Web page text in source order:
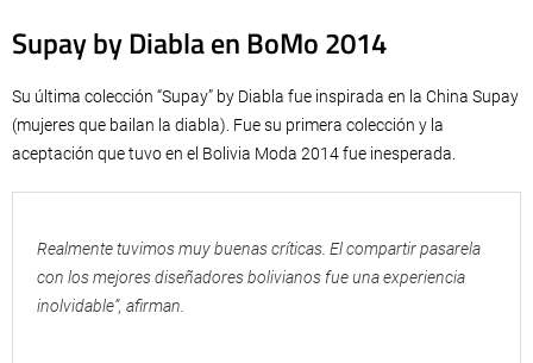
Supay by Diabla en BoMo 2014
Su última colección “Supay” by Diabla fue inspirada en la China Supay
(mujeres que bailan la diabla). Fue su primera colección y la
aceptación que tuvo en el Bolivia Moda 2014 fue inesperada.
Realmente tuvimos muy buenas críticas. El compartir pasarela
con los mejores diseñadores bolivianos fue una experiencia
inolvidable”, afirman.